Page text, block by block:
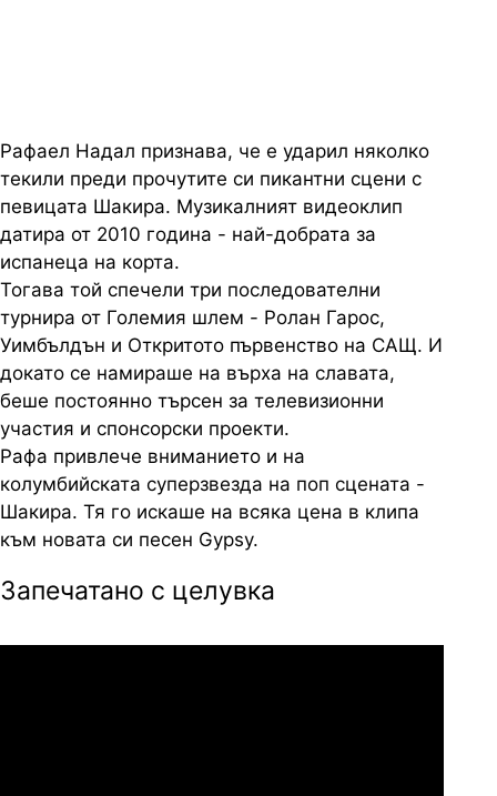
Рафаел Надал признава, че е ударил няколко
текили преди прочутите си пикантни сцени с
певицата Шакира. Музикалният видеоклип
датира от 2010 година - най-добрата за
испанеца на корта.
Тогава той спечели три последователни
турнира от Големия шлем - Ролан Гарос,
Уимбълдън и Откритото първенство на САЩ. И
докато се намираше на върха на славата,
беше постоянно търсен за телевизионни
участия и спонсорски проекти.
Рафа привлече вниманието и на
колумбийската суперзвезда на поп сцената -
Шакира. Тя го искаше на всяка цена в клипа
към новата си песен Gypsy.
Запечатано с целувка